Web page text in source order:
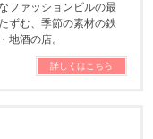
ファッションビルの最
ずむ、季節の素材の鉄
地酒の店。
詳しくはこちら